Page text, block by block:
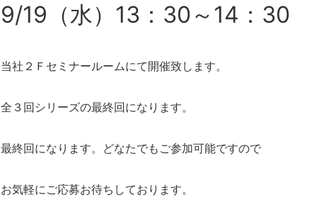
9/19（水）13：30～14：30
当社２Ｆセミナールームにて開催致します。
全３回シリーズの最終回になります。
最終回になります。どなたでもご参加可能ですので
お気軽にご応募お待ちしております。